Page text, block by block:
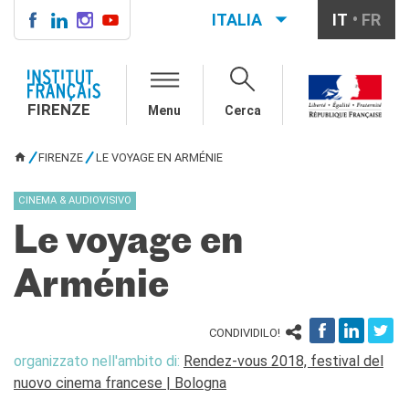
Direttore
La "Carta" dell'IFF
Demande de stage/Lavorare
Affittare i nostri spazi
Informativa privacy
AGENDA CULTURALE
CORSI FRANCESE
ITALIA IT FR
FIRENZE Menu Cerca
FIRENZE LE VOYAGE EN ARMÉNIE
CINEMA & AUDIOVISIVO
Le voyage en
Arménie
CONDIVIDILO!
organizzato nell'ambito di: Rendez-vous 2018, festival del
nuovo cinema francese | Bologna